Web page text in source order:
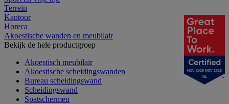
Terrein
Kantoor
Horeca
Akoestische wanden en meubilair
Bekijk de hele productgroep
Akoestisch meubilair
Akoestische scheidingswanden
Bureau scheidingswand
Scheidingswand
Spatschermen
NOV 2025-NOV 2026
NL